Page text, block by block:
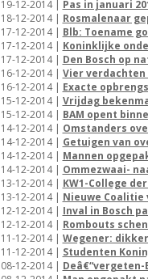
19-12-2014 | Pas in januari
18-12-2014 | Rosmalenaar
17-12-2014 | Blb: Toename
17-12-2014 | Koninklijke
17-12-2014 | Den Bosch op
16-12-2014 | Vier
16-12-2014 | Exacte
15-12-2014 | Vrijdag
15-12-2014 | BAM opent
14-12-2014 | Omstanders
14-12-2014 | Getuigen van
14-12-2014 | Mannen
14-12-2014 | Ommezwaai-
13-12-2014 | KW1-College
13-12-2014 | Nieuwe Coalitie
12-12-2014 | Inval in Bosch
12-12-2014 | Rombouts
11-12-2014 | Wegener:
11-12-2014 | Studenten
08-12-2014 |